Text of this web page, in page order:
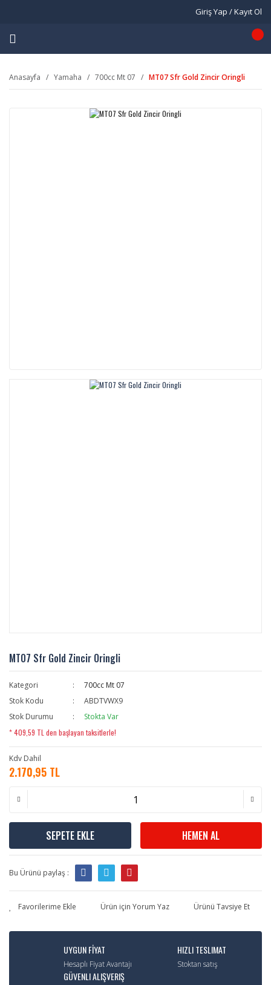
Giriş Yap / Kayıt Ol
Anasayfa Yamaha 700cc Mt 07 MT07 Sfr Gold Zincir Oringli
MT07 Sfr Gold Zincir Oringli
Kategori
700cc Mt 07
Stok Kodu
ABDTVWX9
Stok Durumu
Stokta Var
* 409,59 TL den başlayan taksitlerle!
Kdv Dahil
2.170,95 TL
SEPETE EKLE HEMEN AL
Bu Ürünü paylaş :
Ürün için Yorum Yaz Ürünü Tavsiye Et
UYGUN FİYAT
Hesaplı Fiyat Avantajı
HIZLI TESLIMAT
Stoktan satış
GÜVENLI ALIŞVERIŞ